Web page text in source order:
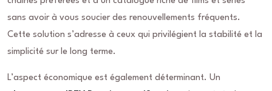
sans avoir à vous soucier des renouvellements fréquents.
Cette solution s’adresse à ceux qui privilégient la stabilité et la
simplicité sur le long terme.
L’aspect économique est également déterminant. Un